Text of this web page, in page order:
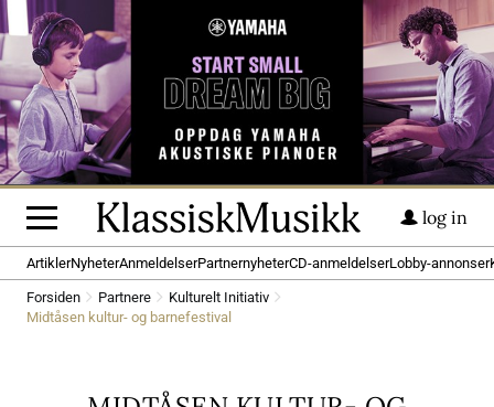
log in
ArtiklerNyheterAnmeldelserPartnernyheterCD-anmeldelserLobby-annonser
Forsiden Partnere
Kulturelt Initiativ
Midtåsen kultur- og barnefestival